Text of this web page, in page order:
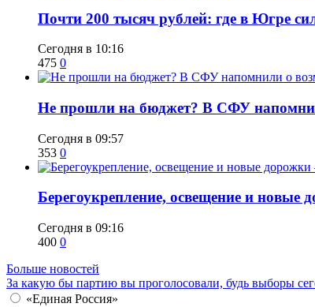
​Почти 200 тысяч рублей: где в Югре
Сегодня в 10:16
475 0
Не прошли на бюджет? В СФУ
Сегодня в 09:57
353 0
Берегоукрепление, освещение и новые
Сегодня в 09:16
400 0
Больше новостей
За какую бы партию вы проголосовали, будь выборы
«Единая Россия»